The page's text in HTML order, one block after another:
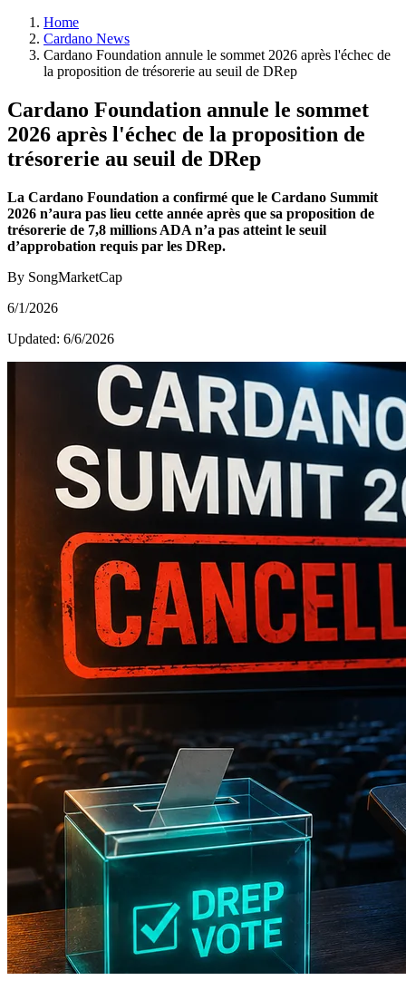
Home
Cardano News
Cardano Foundation annule le sommet 2026 après l'échec de
la proposition de trésorerie au seuil de DRep
Cardano Foundation annule le sommet
2026 après l'échec de la proposition de
trésorerie au seuil de DRep
La Cardano Foundation a confirmé que le Cardano Summit
2026 n’aura pas lieu cette année après que sa proposition de
trésorerie de 7,8 millions ADA n’a pas atteint le seuil
d’approbation requis par les DRep.
By SongMarketCap
6/1/2026
Updated: 6/6/2026